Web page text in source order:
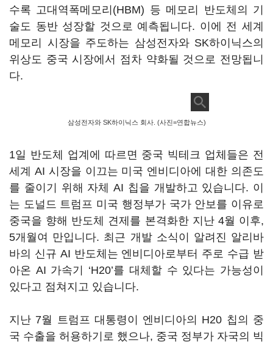
수록 고대역폭메모리(HBM) 등 메모리 반도체의 기
술도 동반 성장할 것으로 예측됩니다. 이에 전 세계
메모리 시장을 주도하는 삼성전자와 SK하이닉스의
위상도 중국 시장에서 점차 약화될 것으로 전망됩니
다.
삼성전자와 SK하이닉스 회사. (사진=연합뉴스)
1일 반도체 업계에 따르면 중국 빅테크 업체들은 전
세계 AI 시장을 이끄는 미국 엔비디아에 대한 의존도
를 줄이기 위해 자체 AI 칩을 개발하고 있습니다. 이
는 도널드 트럼프 미국 행정부가 국가 안보를 이유로
중국을 향해 반도체 견제를 본격화한 지난 4월 이후,
5개월여 만입니다. 최근 개발 소식이 알려진 알리바
바의 신규 AI 반도체는 엔비디아로부터 주로 수급 받
아온 AI 가속기 ‘H20’를 대체할 수 있다는 가능성이
있다고 점쳐지고 있습니다.
지난 7월 트럼프 대통령이 엔비디아의 H20 칩의 중
국 수출을 허용하기로 했으나, 중국 정부가 자국의 빅